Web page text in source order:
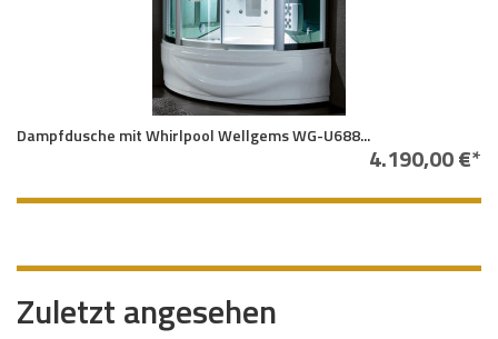
Dampfdusche mit Whirlpool Wellgems WG-U688...
4.190,00 €*
Zuletzt angesehen